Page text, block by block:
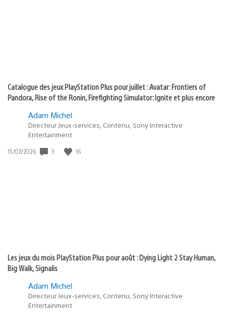
Catalogue des jeux PlayStation Plus pour juillet : Avatar: Frontiers of
Pandora, Rise of the Ronin, Firefighting Simulator: Ignite et plus encore
Adam Michel
Directeur Jeux-services, Contenu, Sony Interactive
Entertainment
Date
15/07/2026 3 16
Les jeux du mois PlayStation Plus pour août : Dying Light 2 Stay Human,
Big Walk, Signalis
Adam Michel
Directeur Jeux-services, Contenu, Sony Interactive
Entertainment